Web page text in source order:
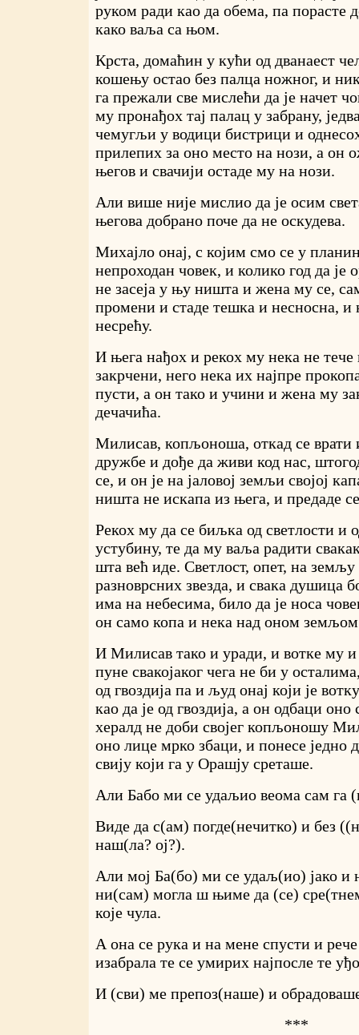
руком ради као да обема, па порасте
како ваља са њом.
Крста, домаћин у кући од дванаест
кошењу остао без палца ножног, и
га прежали све мислећи да је начет
му пронађох тај палац у забрану,
чемугљи у водици бистрици и
прилепих за оно место на нози, а он
његов и свачији остаде му на нози.
Али више није мислио да је осим
његова добрано поче да не оскудева.
Михајло онај, с којим смо се у
непроходан човек, и колико год да је
не засеја у њу ништа и жена му се,
промени и стаде тешка и несносна, и
несрећу.
И њега нађох и рекох му нека не тече
закрчени, него нека их најпре
пусти, а он тако и учини и жена му
дечачића.
Милисав, копљоноша, откад се врати
дружбе и дође да живи код нас,
се, и он је на јаловој земљи својој
ништа не искапа из њега, и предаде
Рекох му да се биљка од светлости и
устубину, те да му ваља радити
шта већ иде. Светлост, опет, на
разноврсних звезда, и свака душица
има на небесима, било да је носа
он само копа и нека над оном
И Милисав тако и уради, и вотке му и
пуне свакојаког чега не би у
од гвоздија па и људ онај који је
као да је од гвоздија, а он одбаци
хералд не доби својег копљоношу
оно лице мрко збаци, и понесе једно
свију који га у Орашју среташе.
Али Бабо ми се удаљио веома сам га
Виде да с(ам) погде(нечитко) и без
наш(ла? ој?).
Али мој Ба(бо) ми се удаљ(ио) јако и
ни(сам) могла ш њиме да (се)
које чула.
А она се рука и на мене спусти и
изабрала те се умирих најпосле те
И (сви) ме препоз(наше) и
***